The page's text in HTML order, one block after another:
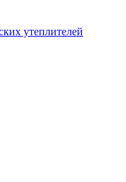
утеплителей